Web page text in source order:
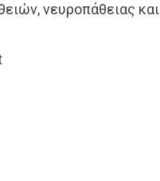
νευροπάθειας και